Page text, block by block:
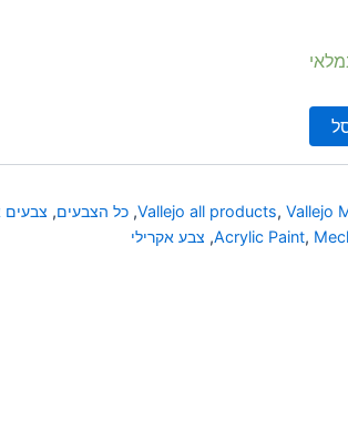
Vallejo all products, Vallejo
, כל הצבעים, צבעים
Acrylic Paint,
, צבע אקרילי